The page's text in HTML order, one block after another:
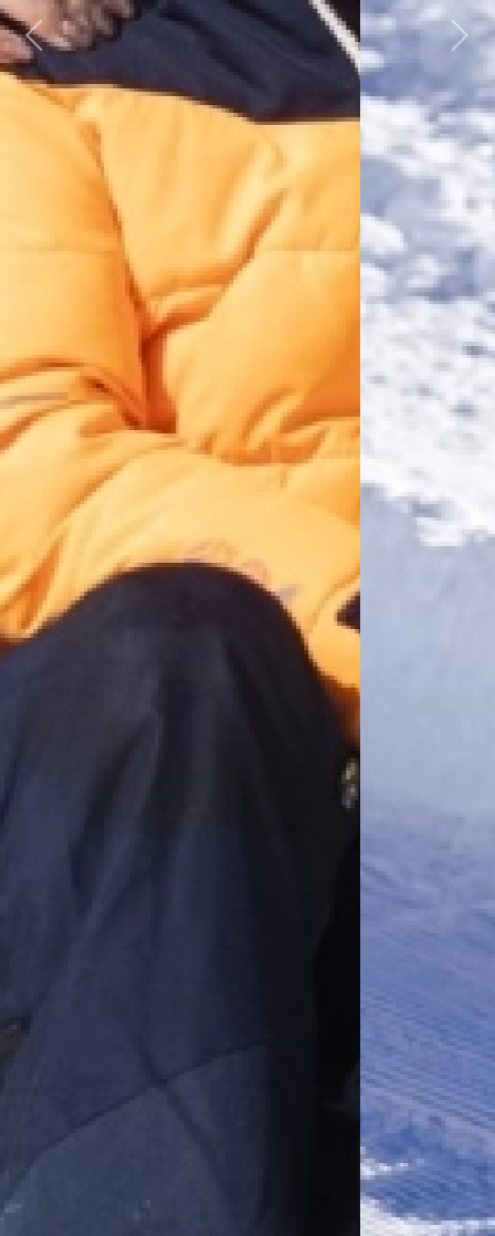
Previous Next